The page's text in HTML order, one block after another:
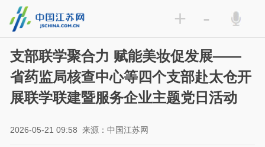
+ -
支部联学聚合力 赋能美妆促发展——
省药监局核查中心等四个支部赴太仓开
展联学联建暨服务企业主题党日活动
2026-05-21 09:58 来源：中国江苏网